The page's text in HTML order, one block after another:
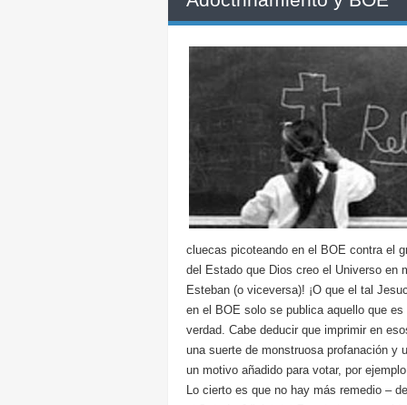
cluecas picoteando en el BOE contra el
del Estado que Dios creo el Universo en
Esteban (o viceversa)! ¡O que el tal
en el BOE solo se publica aquello que
verdad. Cabe deducir que imprimir en
una suerte de monstruosa profanación y
un motivo añadido para votar, por
Lo cierto es que no hay más remedio –